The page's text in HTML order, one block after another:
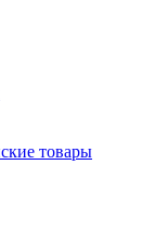
товары